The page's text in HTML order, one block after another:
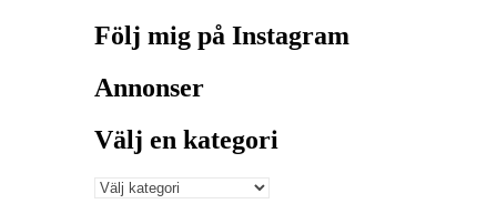
Följ mig på Instagram
Annonser
Välj en kategori
Välj